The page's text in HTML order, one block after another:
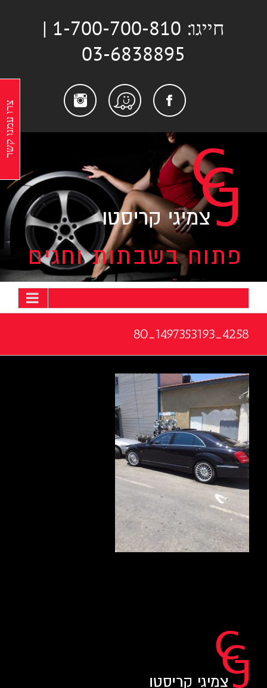
חייגו: 1-700-700-810 |
03-6838895
Facebook
Waze
4258_1497353193_80
צרו עמנו קשר